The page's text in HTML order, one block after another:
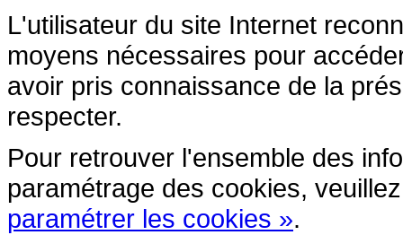
L'utilisateur du site Internet
moyens nécessaires pour
avoir pris connaissance de la
respecter.
Pour retrouver l'ensemble des
paramétrage des cookies,
paramétrer les cookies ».